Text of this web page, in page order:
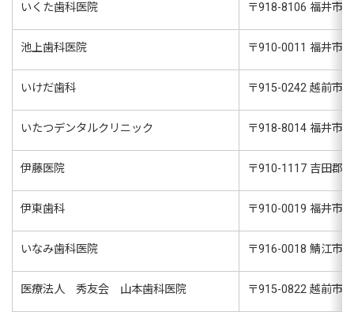
いくた歯科医院 〒918-8106 福井市
池上歯科医院 〒910-0011 福井市
いけだ歯科 〒915-0242 越前市
いたつデンタルクリニック 〒918-8014 福井市
伊藤医院 〒910-1117 吉田郡
伊東歯科 〒910-0019 福井市
いなみ歯科医院 〒916-0018 鯖江市
医療法人 秀友会 山本歯科医院 〒915-0822 越前市